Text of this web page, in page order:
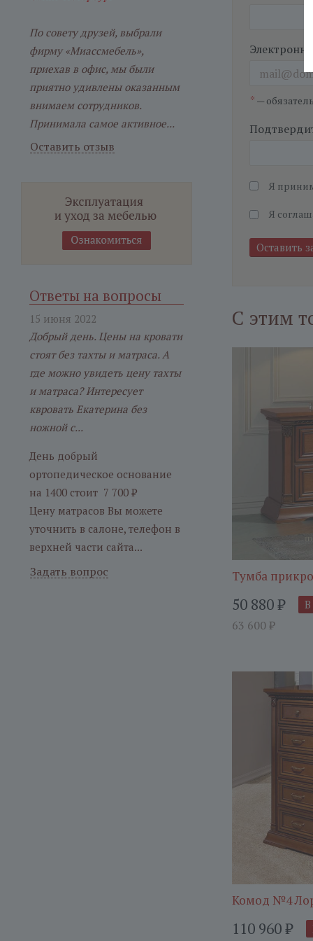
* —
Я
Я
С этим
Тумба
50 880₽
63 600 ₽
В
Комод №4
110 960₽
По совету друзей, выбрали
фирму «Миассмебель»,
приехав в офис, мы были
приятно удивлены оказанным
внимаем сотрудников.
Принимала самое активное...
Оставить отзыв
Ответы на вопросы
15 июня 2022
Добрый день. Цены на кровати
стоят без тахты и матраса. А
где можно увидеть цену тахты
и матраса? Интересует
квровать Екатерина без
ножной с...
День добрый
ортопедическое основание
на 1400 стоит 7 700 ₽
Цену матрасов Вы можете
уточнить в салоне, телефон в
верхней части сайта...
Задать вопрос